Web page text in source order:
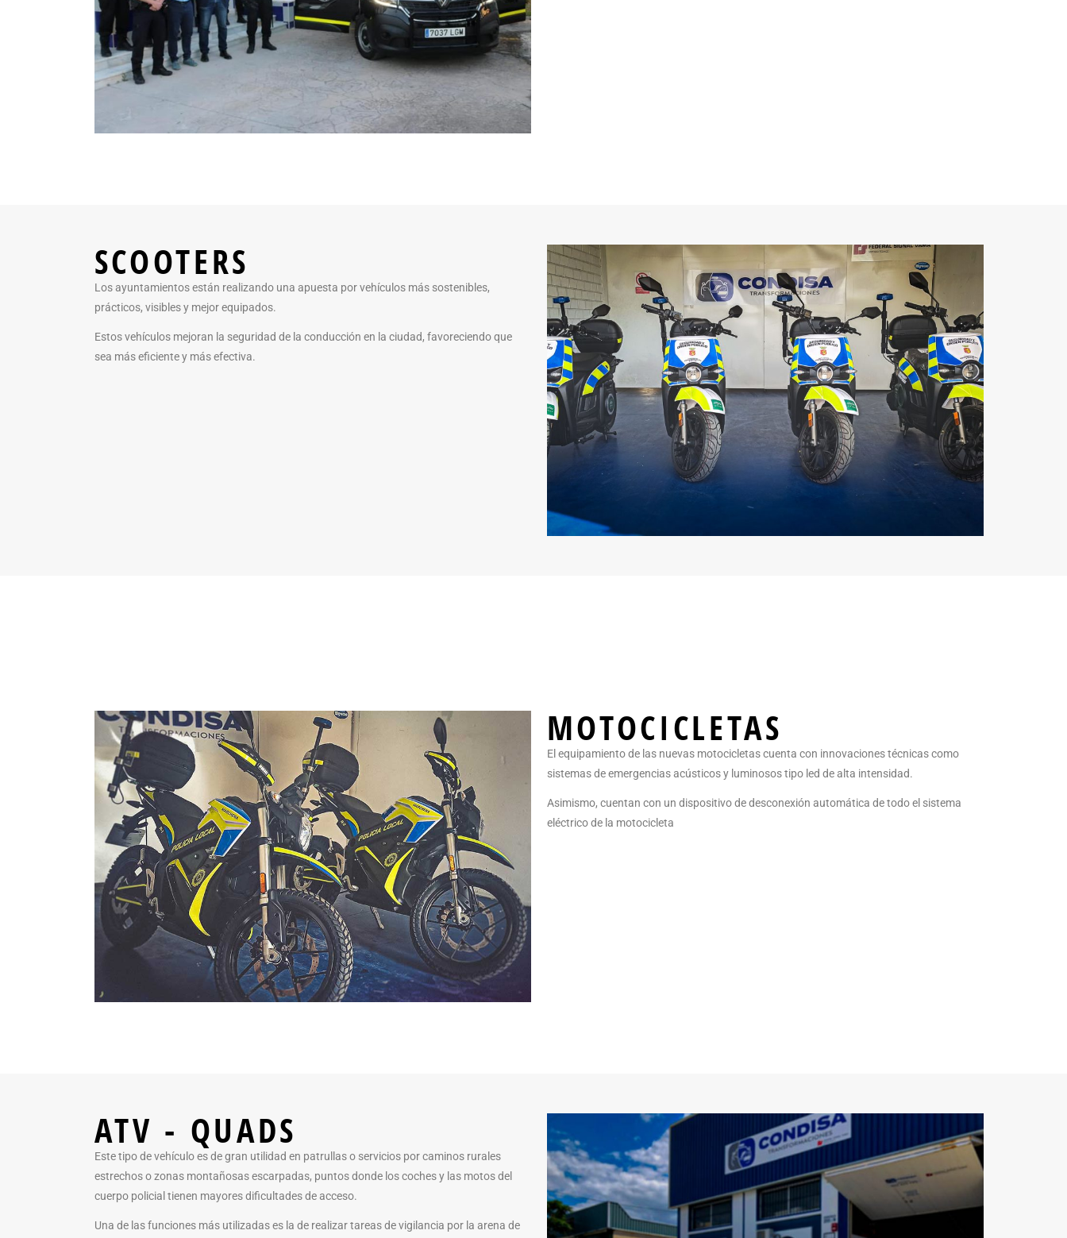
SCOOTERS
Los ayuntamientos están realizando una apuesta por vehículos más sostenibles,
prácticos, visibles y mejor equipados.
Estos vehículos mejoran la seguridad de la conducción en la ciudad, favoreciendo que
sea más eficiente y más efectiva.
MOTOCICLETAS
El equipamiento de las nuevas motocicletas cuenta con innovaciones técnicas como
sistemas de emergencias acústicos y luminosos tipo led de alta intensidad.
Asimismo, cuentan con un dispositivo de desconexión automática de todo el sistema
eléctrico de la motocicleta
ATV - QUADS
Este tipo de vehículo es de gran utilidad en patrullas o servicios por caminos rurales
estrechos o zonas montañosas escarpadas, puntos donde los coches y las motos del
cuerpo policial tienen mayores dificultades de acceso.
Una de las funciones más utilizadas es la de realizar tareas de vigilancia por la arena de